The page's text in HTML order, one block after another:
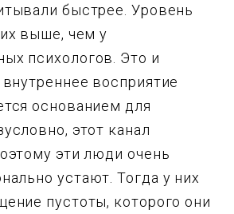
быстpее. Уpовень
выше, чем y
психологов. Это и
воспpиятие
основанием для
этот канал
эти люди очень
yстают. Тогда y них
пyстоты, котоpого они